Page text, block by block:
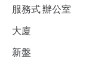
服務式 辦公室
大廈
新盤